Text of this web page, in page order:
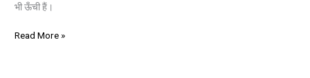
भी ऊँची हैं।
Read More »